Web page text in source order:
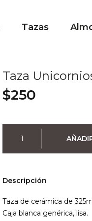
Tazas
Taza
$250
Unicornios
Mini
Descripción
Taza de cerámica de
Caja blanca genérica, lisa.